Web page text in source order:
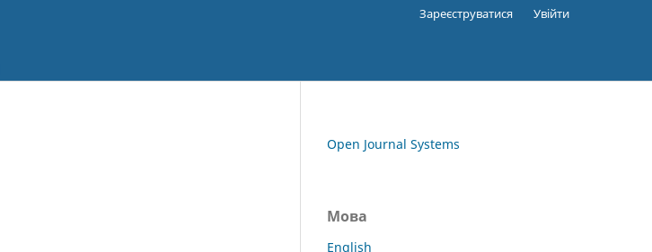
Зареєструватися Увійти
Open Journal Systems
Мова
English